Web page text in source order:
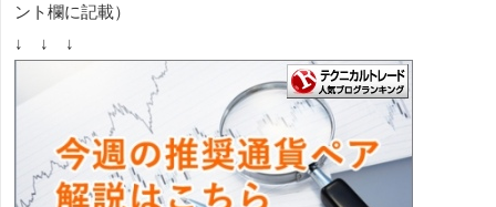
ント欄に記載）
↓ ↓ ↓